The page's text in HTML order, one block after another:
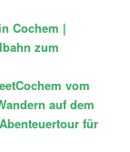
Cochem |
zum
vom
auf dem
für